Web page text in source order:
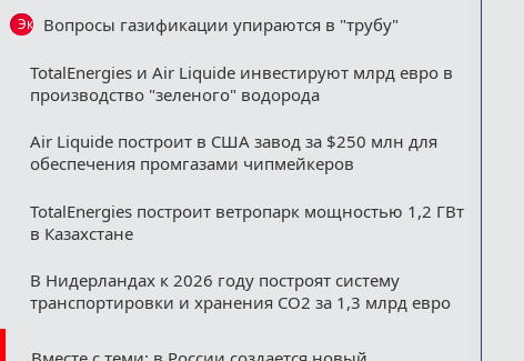
Эксклюзив
Вопросы газификации упираются в "трубу"
TotalEnergies и Air Liquide инвестируют млрд евро в
производство "зеленого" водорода
Air Liquide построит в США завод за $250 млн для
обеспечения промгазами чипмейкеров
TotalEnergies построит ветропарк мощностью 1,2 ГВт
в Казахстане
В Нидерландах к 2026 году построят систему
транспортировки и хранения CO2 за 1,3 млрд евро